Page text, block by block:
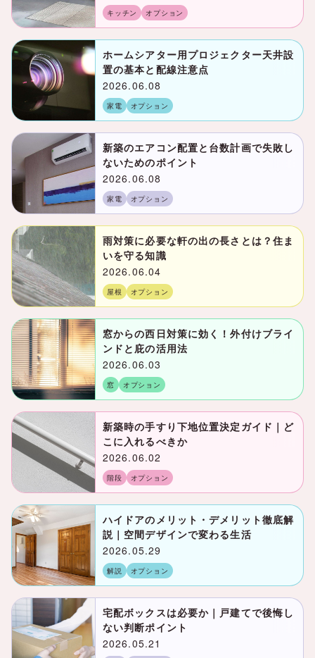
キッチン オプション
ホームシアター用プロジェクター天井設
置の基本と配線注意点
2026.06.08
家電 オプション
新築のエアコン配置と台数計画で失敗し
ないためのポイント
2026.06.08
家電 オプション
雨対策に必要な軒の出の長さとは？住ま
いを守る知識
2026.06.04
屋根 オプション
窓からの西日対策に効く！外付けブライ
ンドと庇の活用法
2026.06.03
窓 オプション
新築時の手すり下地位置決定ガイド｜ど
こに入れるべきか
2026.06.02
階段 オプション
ハイドアのメリット・デメリット徹底解
説｜空間デザインで変わる生活
2026.05.29
解説 オプション
宅配ボックスは必要か｜戸建てで後悔し
ない判断ポイント
2026.05.21